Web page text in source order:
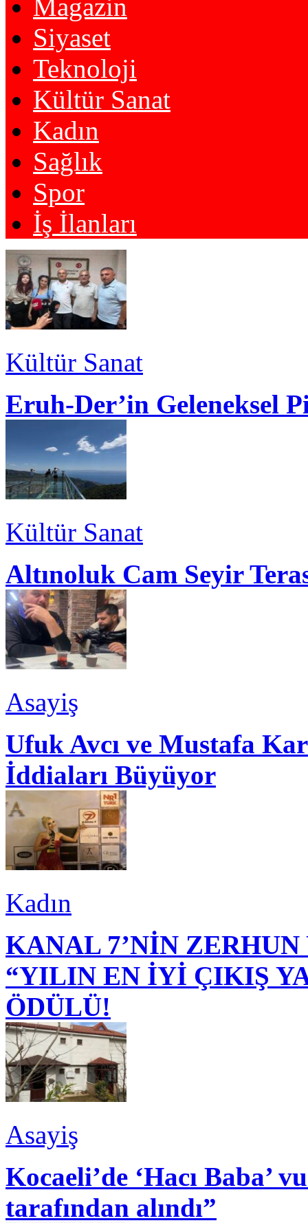
Magazin
Siyaset
Teknoloji
Kültür Sanat
Kadın
Sağlık
Spor
İş İlanları
Kültür Sanat
Eruh-Der’in Geleneksel
Kültür Sanat
Altınoluk Cam Seyir
Asayiş
Ufuk Avcı ve Mustafa
İddiaları Büyüyor
Kadın
KANAL 7’NİN
“YILIN EN İYİ ÇIKIŞ
ÖDÜLÜ!
Asayiş
Kocaeli’de ‘Hacı Baba’
tarafından alındı”